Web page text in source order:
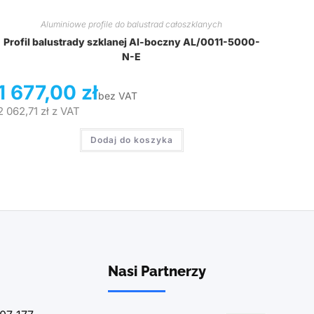
Aluminiowe profile do balustrad całoszklanych
Profil balustrady szklanej Al-boczny AL/0011-5000-
N-E
677,00 złbez VAT
062,71 złz VAT
Dodaj do koszyka
Nasi Partnerzy